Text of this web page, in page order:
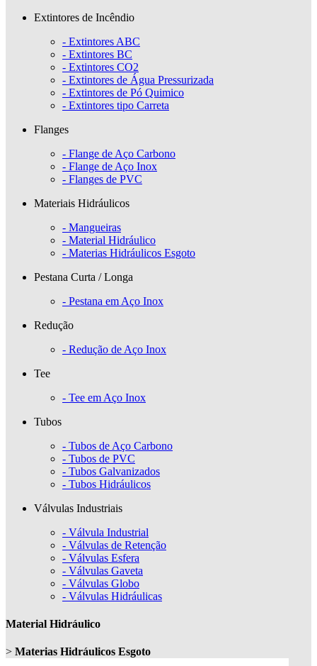
Extintores de Incêndio
- Extintores ABC
- Extintores BC
- Extintores CO2
- Extintores de Água Pressurizada
- Extintores de Pó Quimico
- Extintores tipo Carreta
Flanges
- Flange de Aço Carbono
- Flange de Aço Inox
- Flanges de PVC
Materiais Hidráulicos
- Mangueiras
- Material Hidráulico
- Materias Hidráulicos Esgoto
Pestana Curta / Longa
- Pestana em Aço Inox
Redução
- Redução de Aço Inox
Tee
- Tee em Aço Inox
Tubos
- Tubos de Aço Carbono
- Tubos de PVC
- Tubos Galvanizados
- Tubos Hidráulicos
Válvulas Industriais
- Válvula Industrial
- Válvulas de Retenção
- Válvulas Esfera
- Válvulas Gaveta
- Válvulas Globo
- Válvulas Hidráulicas
Material Hidráulico
> Materias Hidráulicos Esgoto